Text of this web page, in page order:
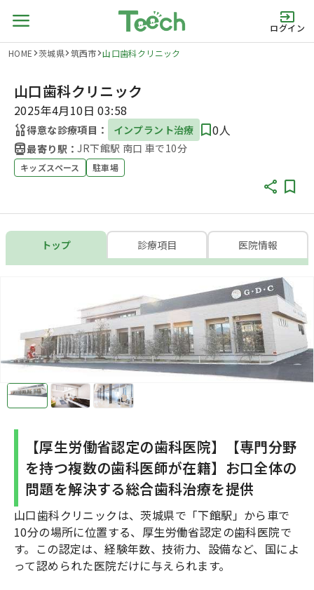
ログイン
HOME 茨城県 筑西市 山口歯科クリニック
山口歯科クリニック
2025年4月10日 03:58
得意な診療項目： インプラント治療 0人
最寄り駅：JR下館駅 南口 車で10分
キッズスペース 駐車場
トップ 診療項目 医院情報
【厚生労働省認定の歯科医院】【専門分野
を持つ複数の歯科医師が在籍】お口全体の
問題を解決する総合歯科治療を提供
山口歯科クリニックは、茨城県で「下館駅」から車で
10分の場所に位置する、厚生労働省認定の歯科医院で
す。この認定は、経験年数、技術力、設備など、国によ
って認められた医院だけに与えられます。